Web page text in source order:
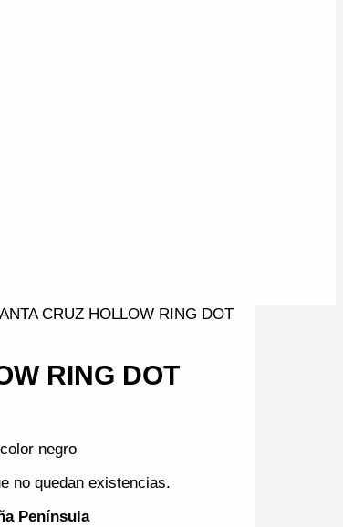
CRUZ HOLLOW RING DOT
RING DOT
negro
no quedan existencias.
Península